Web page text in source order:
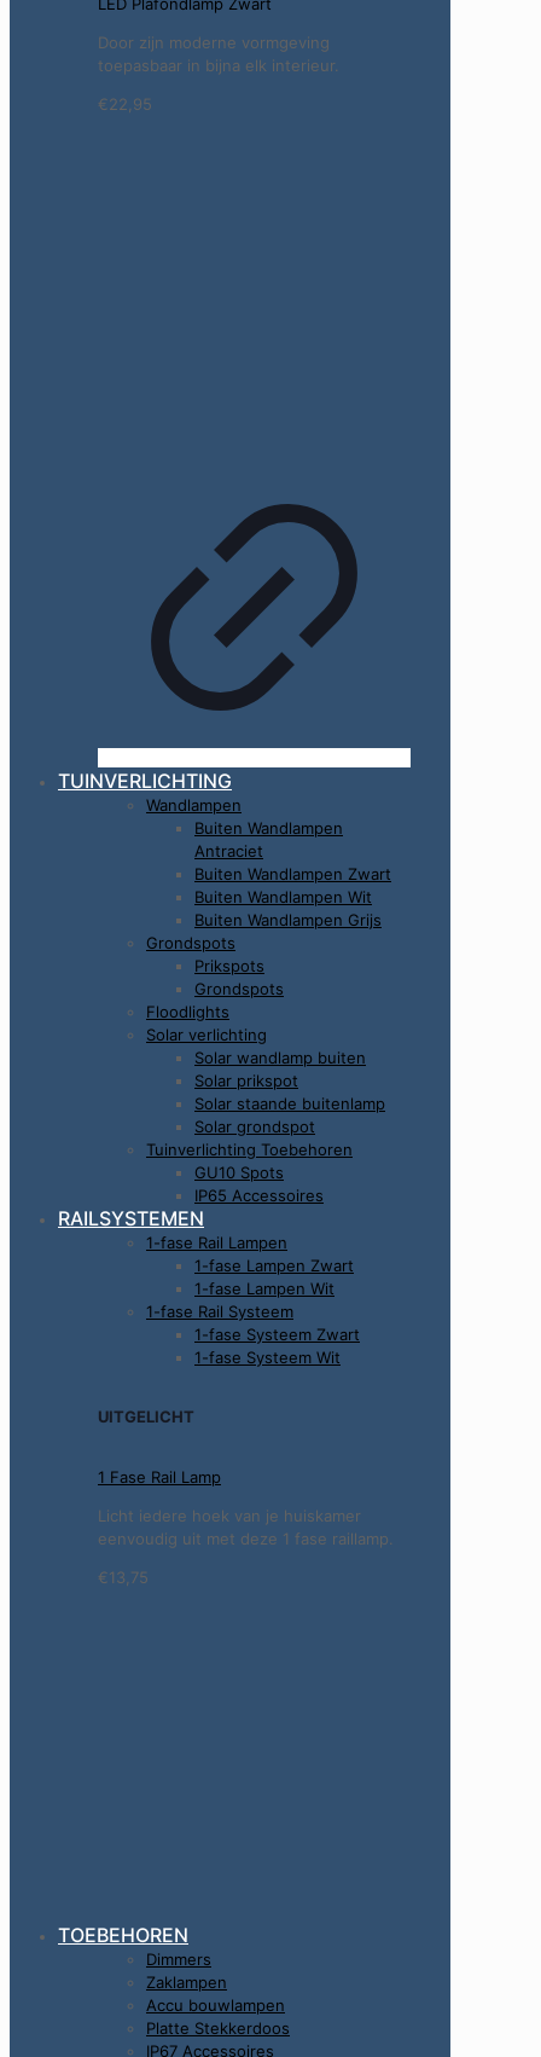
Door zijn moderne vormgeving
toepasbaar in bijna elk interieur.
€22,95
TUINVERLICHTING
Wandlampen
Buiten Wandlampen
Antraciet
Buiten Wandlampen Zwart
Buiten Wandlampen Wit
Buiten Wandlampen Grijs
Grondspots
Prikspots
Grondspots
Floodlights
Solar verlichting
Solar wandlamp buiten
Solar prikspot
Solar staande buitenlamp
Solar grondspot
Tuinverlichting Toebehoren
GU10 Spots
IP65 Accessoires
RAILSYSTEMEN
1-fase Rail Lampen
1-fase Lampen Zwart
1-fase Lampen Wit
1-fase Rail Systeem
1-fase Systeem Zwart
1-fase Systeem Wit
UITGELICHT
1 Fase Rail Lamp
Licht iedere hoek van je huiskamer
eenvoudig uit met deze 1 fase raillamp.
€13,75
TOEBEHOREN
Dimmers
Zaklampen
Accu bouwlampen
Platte Stekkerdoos
IP67 Accessoires